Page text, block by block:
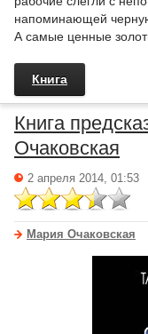
напоминающей
А самые ценные
Книга
Книга
Очаковская
2 апреля 2014, 01:53
Мария Очаковская